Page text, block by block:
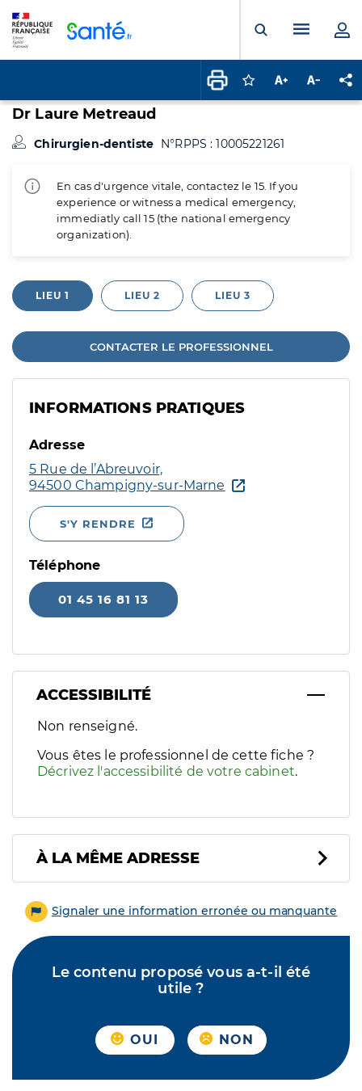
Ouvrir laMenu
Connectez-vous
Augmenter la
Dr Laure Metreaud
Chirurgien-dentiste N°RPPS : 10005221261
En cas d'urgence vitale, contactez le 15. If you
experience or witness a medical emergency,
immediatly call 15 (the national emergency
organization).
LIEU 1 LIEU 2 LIEU 3
CONTACTER LE PROFESSIONNEL
INFORMATIONS PRATIQUES
Adresse
5 Rue de l’Abreuvoir,
94500 Champigny-sur-Marne
S'Y RENDRE
Téléphone
01 45 16 81 13
ACCESSIBILITÉ
Filtres
Sélectionnez un ou plusieurs handicaps/besoins
Non renseigné.
Vous êtes le professionnel de cette fiche ?
Décrivez l'accessibilité de votre cabinet.
À LA MÊME ADRESSE
Signaler une information erronée ou manquante
Le contenu proposé vous a-t-il été
utile ?
OUI NON